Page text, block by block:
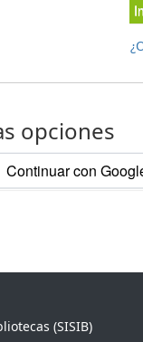
opciones
Continuar con
(SISIB)